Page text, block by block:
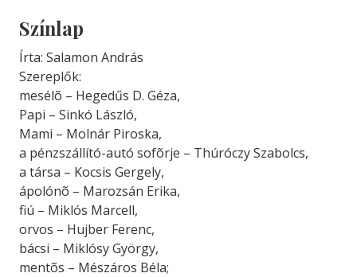
Színlap
Írta: Salamon András
Szereplők:
mesélõ – Hegedűs D. Géza,
Papi – Sinkó László,
Mami – Molnár Piroska,
a pénzszállító-autó sofõrje – Thúróczy Szabolcs,
a társa – Kocsis Gergely,
ápolónõ – Marozsán Erika,
fiú – Miklós Marcell,
orvos – Hujber Ferenc,
bácsi – Miklósy György,
mentõs – Mészáros Béla;